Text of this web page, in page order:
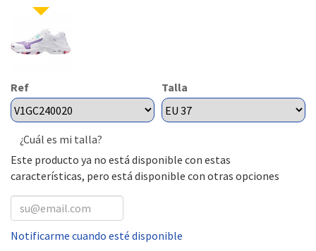
Ref Talla
¿Cuál es mi talla?
Este producto ya no está disponible con estas
características, pero está disponible con otras opciones
Notificarme cuando esté disponible